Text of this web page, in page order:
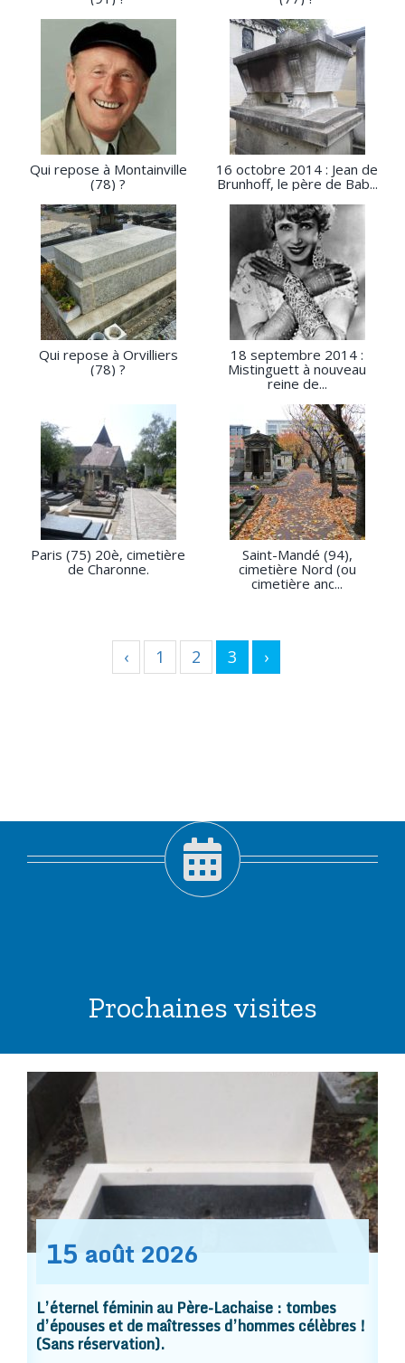
Qui repose à Montainville
(78) ?
16 octobre 2014 : Jean de
Brunhoff, le père de Bab...
Qui repose à Orvilliers
(78) ?
18 septembre 2014 :
Mistinguett à nouveau
reine de...
Paris (75) 20è, cimetière
de Charonne.
Saint-Mandé (94),
cimetière Nord (ou
cimetière anc...
‹ 1 2 3 ›
Prochaines visites
15 août 2026
L’éternel féminin au Père-Lachaise : tombes
d’épouses et de maîtresses d’hommes célèbres !
(Sans réservation).